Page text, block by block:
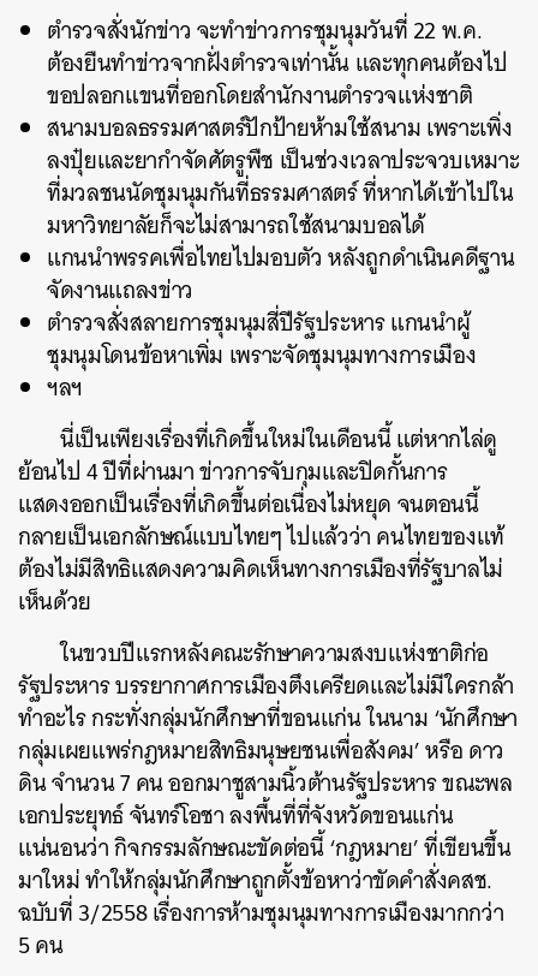
ตำรวจสั่งนักข่าว จะทำข่าวการชุมนุมวันที่ 22 พ.ค.
ต้องยืนทำข่าวจากฝั่งตำรวจเท่านั้น และทุกคนต้องไป
ขอปลอกแขนที่ออกโดยสำนักงานตำรวจแห่งชาติ
สนามบอลธรรมศาสตร์ปักป้ายห้ามใช้สนาม เพราะเพิ่ง
ลงปุ๋ยและยากำจัดศัตรูพืช เป็นช่วงเวลาประจวบเหมาะ
ที่มวลชนนัดชุมนุมกันที่ธรรมศาสตร์ ที่หากได้เข้าไปใน
มหาวิทยาลัยก็จะไม่สามารถใช้สนามบอลได้
แกนนำพรรคเพื่อไทยไปมอบตัว หลังถูกดำเนินคดีฐาน
จัดงานแถลงข่าว
ตำรวจสั่งสลายการชุมนุมสี่ปีรัฐประหาร แกนนำผู้
ชุมนุมโดนข้อหาเพิ่ม เพราะจัดชุมนุมทางการเมือง
ฯลฯ
นี่เป็นเพียงเรื่องที่เกิดขึ้นใหม่ในเดือนนี้ แต่หากไล่ดู
ย้อนไป 4 ปีที่ผ่านมา ข่าวการจับกุมและปิดกั้นการ
แสดงออกเป็นเรื่องที่เกิดขึ้นต่อเนื่องไม่หยุด จนตอนนี้
กลายเป็นเอกลักษณ์แบบไทยๆ ไปแล้วว่า คนไทยของแท้
ต้องไม่มีสิทธิแสดงความคิดเห็นทางการเมืองที่รัฐบาลไม่
เห็นด้วย
ในขวบปีแรกหลังคณะรักษาความสงบแห่งชาติก่อ
รัฐประหาร บรรยากาศการเมืองตึงเครียดและไม่มีใครกล้า
ทำอะไร กระทั่งกลุ่มนักศึกษาที่ขอนแก่น ในนาม ‘นักศึกษา
กลุ่มเผยแพร่กฎหมายสิทธิมนุษยชนเพื่อสังคม’ หรือ ดาว
ดิน จำนวน 7 คน ออกมาชูสามนิ้วต้านรัฐประหาร ขณะพล
เอกประยุทธ์ จันทร์โอชา ลงพื้นที่ที่จังหวัดขอนแก่น
แน่นอนว่า กิจกรรมลักษณะขัดต่อนี้ ‘กฎหมาย’ ที่เขียนขึ้น
มาใหม่ ทำให้กลุ่มนักศึกษาถูกตั้งข้อหาว่าขัดคำสั่งคสช.
ฉบับที่ 3/2558 เรื่องการห้ามชุมนุมทางการเมืองมากกว่า
5 คน